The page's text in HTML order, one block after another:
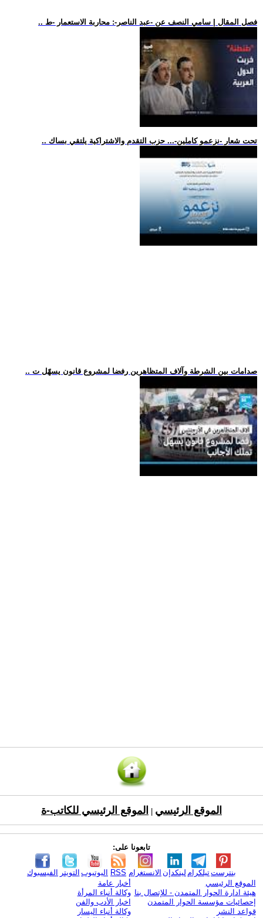
.. فصل المقال | سامي النصف عن -عبد الناصر-: محاربة الاستعمار -ط
.. تحت شعار -نزعمو كاملين-... حزب التقدم والاشتراكية يلتقي بساك
.. صدامات بين الشرطة وآلاف المتظاهرين رفضا لمشروع قانون يسهّل ت
الموقع الرئيسي الموقع الرئيسي للكاتب-ة
تابعونا على:
الفيسبوك التويتر اليوتيوب RSS الانستغرام لينكدإن تيلكرامبنترست
الموقع الرئيسي
هيئة ادارة الحوار المتمدن - للإتصال بنا
إحصائيات مؤسسة الحوار المتمدن
قواعد النشر
أخبار عامة
وكالة أنباء المرأة
اخبار الأدب والفن
وكالة أنباء اليسار